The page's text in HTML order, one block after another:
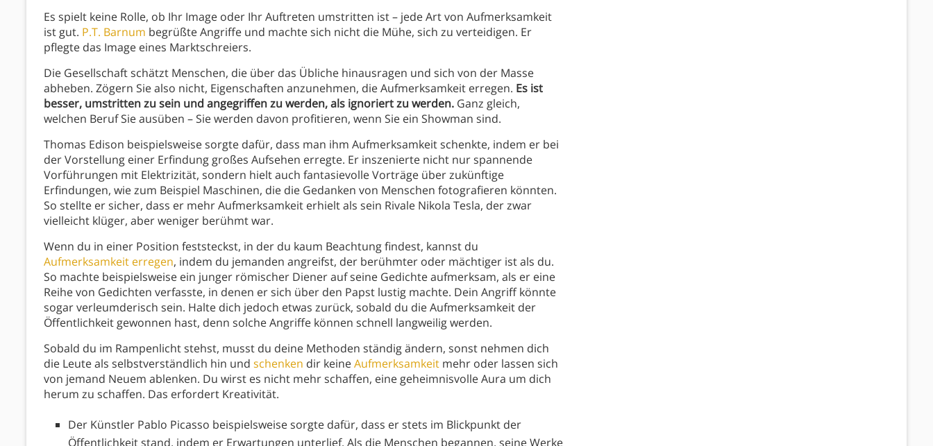
Es spielt keine Rolle, ob Ihr Image oder Ihr Auftreten umstritten ist – jede Art von Aufmerksamkeit
ist gut. P.T. Barnum begrüßte Angriffe und machte sich nicht die Mühe, sich zu verteidigen. Er
pflegte das Image eines Marktschreiers.
Die Gesellschaft schätzt Menschen, die über das Übliche hinausragen und sich von der Masse
abheben. Zögern Sie also nicht, Eigenschaften anzunehmen, die Aufmerksamkeit erregen. Es ist
besser, umstritten zu sein und angegriffen zu werden, als ignoriert zu werden. Ganz gleich,
welchen Beruf Sie ausüben – Sie werden davon profitieren, wenn Sie ein Showman sind.
Thomas Edison beispielsweise sorgte dafür, dass man ihm Aufmerksamkeit schenkte, indem er bei
der Vorstellung einer Erfindung großes Aufsehen erregte. Er inszenierte nicht nur spannende
Vorführungen mit Elektrizität, sondern hielt auch fantasievolle Vorträge über zukünftige
Erfindungen, wie zum Beispiel Maschinen, die die Gedanken von Menschen fotografieren könnten.
So stellte er sicher, dass er mehr Aufmerksamkeit erhielt als sein Rivale Nikola Tesla, der zwar
vielleicht klüger, aber weniger berühmt war.
Wenn du in einer Position feststeckst, in der du kaum Beachtung findest, kannst du
Aufmerksamkeit erregen, indem du jemanden angreifst, der berühmter oder mächtiger ist als du.
So machte beispielsweise ein junger römischer Diener auf seine Gedichte aufmerksam, als er eine
Reihe von Gedichten verfasste, in denen er sich über den Papst lustig machte. Dein Angriff könnte
sogar verleumderisch sein. Halte dich jedoch etwas zurück, sobald du die Aufmerksamkeit der
Öffentlichkeit gewonnen hast, denn solche Angriffe können schnell langweilig werden.
Sobald du im Rampenlicht stehst, musst du deine Methoden ständig ändern, sonst nehmen dich
die Leute als selbstverständlich hin und schenken dir keineAufmerksamkeit mehr oder lassen sich
von jemand Neuem ablenken. Du wirst es nicht mehr schaffen, eine geheimnisvolle Aura um dich
herum zu schaffen. Das erfordert Kreativität.
Der Künstler Pablo Picasso beispielsweise sorgte dafür, dass er stets im Blickpunkt der
Öffentlichkeit stand, indem er Erwartungen unterlief. Als die Menschen begannen, seine Werke